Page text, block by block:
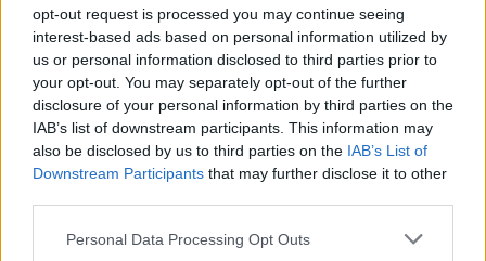
opt-out request is processed you may continue seeing
interest-based ads based on personal information utilized by
us or personal information disclosed to third parties prior to
your opt-out. You may separately opt-out of the further
disclosure of your personal information by third parties on the
IAB’s list of downstream participants. This information may
also be disclosed by us to third parties on the IAB’s List of
Downstream Participants that may further disclose it to other
Personal Data Processing Opt Outs
felnőttképzés
legnépszerűbb képzések
ikk